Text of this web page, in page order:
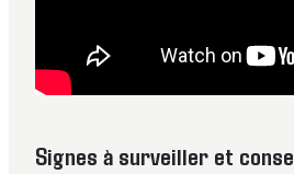
Signes à surveiller et